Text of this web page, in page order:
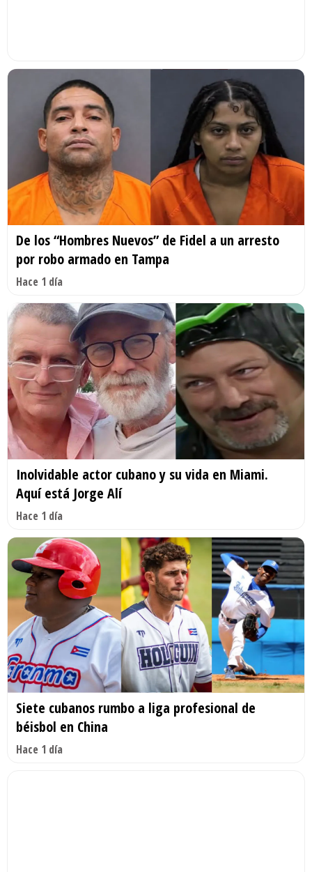
De los “Hombres Nuevos” de Fidel a un arresto
por robo armado en Tampa
Hace 1 día
Inolvidable actor cubano y su vida en Miami.
Aquí está Jorge Alí
Hace 1 día
Siete cubanos rumbo a liga profesional de
béisbol en China
Hace 1 día